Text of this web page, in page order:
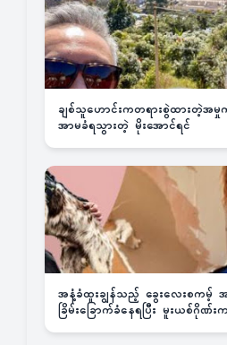
ချစ်သူဟောင်းကတရားစွဲထားတဲ့အ
အာမခံရသွားတဲ့ မိုးအောင်ရင်
အနံ့ခံထူးချွန်သည့် ခွေးလေးစကမ့်
ခြိမ်းခြောက်ခံနေရပြီး မူးယစ်ဂို